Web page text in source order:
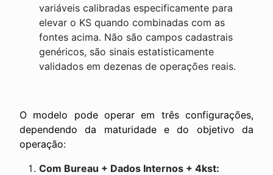
variáveis calibradas especificamente para
elevar o KS quando combinadas com as
fontes acima. Não são campos cadastrais
genéricos, são sinais estatisticamente
validados em dezenas de operações reais.
O modelo pode operar em três configurações,
dependendo da maturidade e do objetivo da
operação:
Com Bureau + Dados Internos + 4kst: